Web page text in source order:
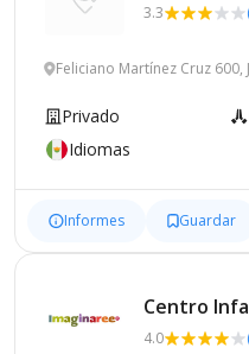
3.3
Feliciano Martínez Cruz 600,
Privado
Idiomas
Informes Guardar
Centro
4.0